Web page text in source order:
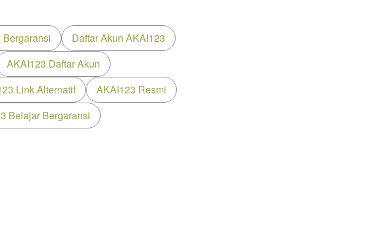
Daftar Akun AKAI123
AKAI123 Daftar Akun
Link Alternatif
AKAI123 Resmi
Belajar Bergaransi